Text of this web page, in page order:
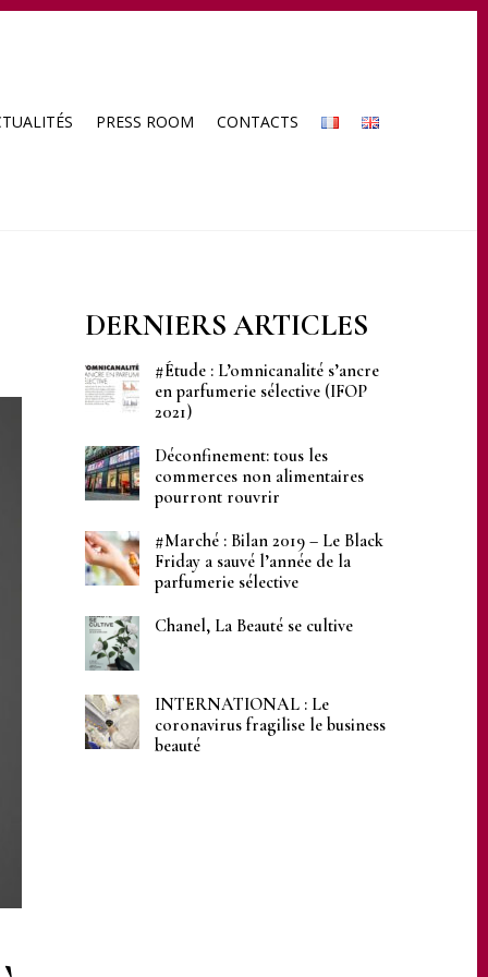
PRESS ROOM CONTACTS
DERNIERS ARTICLES
#Étude : L’omnicanalité s’ancre
en parfumerie sélective (IFOP
2021)
Déconfinement: tous les
commerces non alimentaires
pourront rouvrir
#Marché : Bilan 2019 – Le Black
Friday a sauvé l’année de la
parfumerie sélective
Chanel, La Beauté se cultive
INTERNATIONAL : Le
coronavirus fragilise le business
beauté